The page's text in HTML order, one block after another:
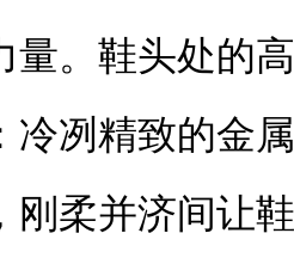
量。鞋头处的
冷冽精致的金
刚柔并济间让